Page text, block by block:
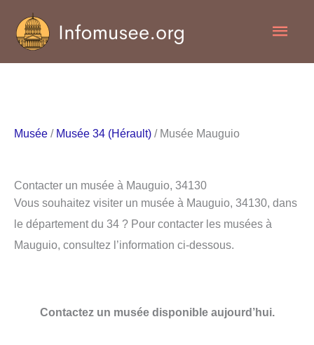
contenu
Musée / Musée 34 (Hérault) / Musée Mauguio
Contacter un musée à Mauguio, 34130
Vous souhaitez visiter un musée à Mauguio, 34130, dans
le département du 34 ? Pour contacter les musées à
Mauguio, consultez l’information ci-dessous.
Contactez un musée disponible aujourd’hui.